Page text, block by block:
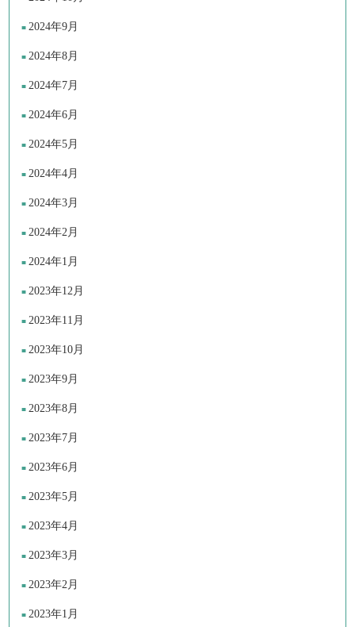
2024年9月
2024年8月
2024年7月
2024年6月
2024年5月
2024年4月
2024年3月
2024年2月
2024年1月
2023年12月
2023年11月
2023年10月
2023年9月
2023年8月
2023年7月
2023年6月
2023年5月
2023年4月
2023年3月
2023年2月
2023年1月